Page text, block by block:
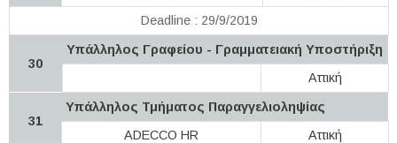
Deadline : 29/9/2019
30
Υπάλληλος Γραφείου - Γραμματειακή Υποστήριξη
Αττική
31
Υπάλληλος Τμήματος Παραγγελιοληψίας
ADECCO HR
Αττική